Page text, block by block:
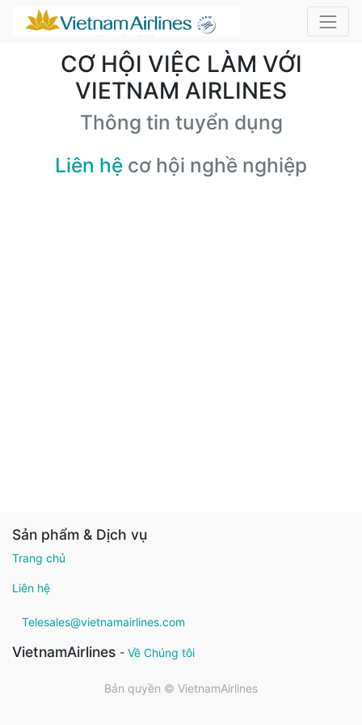
CƠ HỘI VIỆC LÀM VỚI
VIETNAM AIRLINES
Thông tin tuyển dụng
Liên hệ cơ hội nghề nghiệp
Sản phẩm & Dịch vụ
Trang chủ
Liên hệ
Telesales@vietnamairlines.com
VietnamAirlines - Về Chúng tôi
Bản quyền © VietnamAirlines